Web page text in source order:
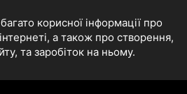
корисної інформації про
а також про створення,
та заробіток на ньому.